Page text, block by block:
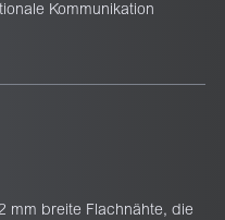
Kommunikation
mm breite Flachnähte, die